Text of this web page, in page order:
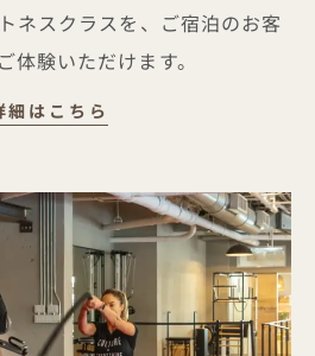
ネスクラスを、ご宿泊のお客
体験いただけます。
細はこちら